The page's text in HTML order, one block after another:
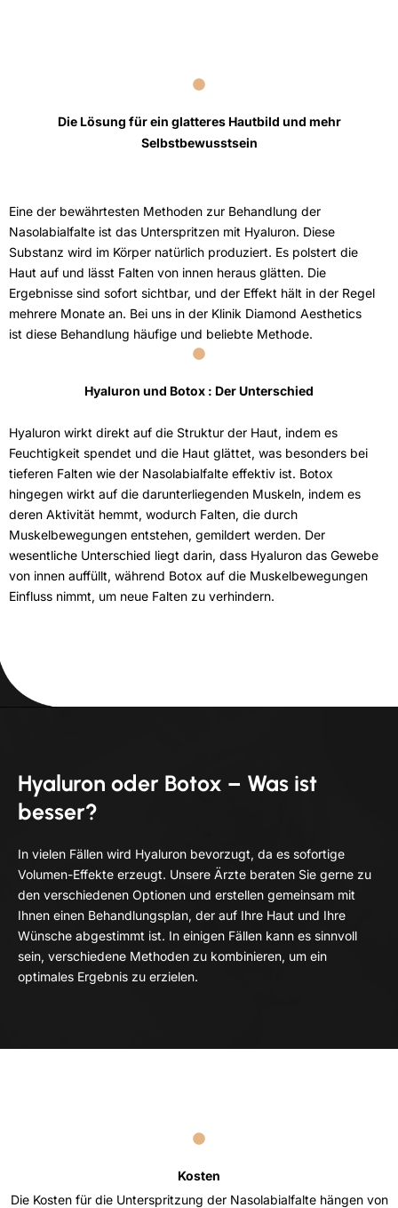
Die Lösung für ein glatteres Hautbild und mehr
Selbstbewusstsein
Eine der bewährtesten Methoden zur Behandlung der
Nasolabialfalte ist das Unterspritzen mit Hyaluron. Diese
Substanz wird im Körper natürlich produziert. Es polstert die
Haut auf und lässt Falten von innen heraus glätten. Die
Ergebnisse sind sofort sichtbar, und der Effekt hält in der Regel
mehrere Monate an. Bei uns in der Klinik Diamond Aesthetics
ist diese Behandlung häufige und beliebte Methode.
Hyaluron und Botox : Der Unterschied
Hyaluron wirkt direkt auf die Struktur der Haut, indem es
Feuchtigkeit spendet und die Haut glättet, was besonders bei
tieferen Falten wie der Nasolabialfalte effektiv ist. Botox
hingegen wirkt auf die darunterliegenden Muskeln, indem es
deren Aktivität hemmt, wodurch Falten, die durch
Muskelbewegungen entstehen, gemildert werden. Der
wesentliche Unterschied liegt darin, dass Hyaluron das Gewebe
von innen auffüllt, während Botox auf die Muskelbewegungen
Einfluss nimmt, um neue Falten zu verhindern.
Hyaluron oder Botox – Was ist
besser?
In vielen Fällen wird Hyaluron bevorzugt, da es sofortige
Volumen-Effekte erzeugt. Unsere Ärzte beraten Sie gerne zu
den verschiedenen Optionen und erstellen gemeinsam mit
Ihnen einen Behandlungsplan, der auf Ihre Haut und Ihre
Wünsche abgestimmt ist. In einigen Fällen kann es sinnvoll
sein, verschiedene Methoden zu kombinieren, um ein
optimales Ergebnis zu erzielen.
Kosten
Die Kosten für die Unterspritzung der Nasolabialfalte hängen von